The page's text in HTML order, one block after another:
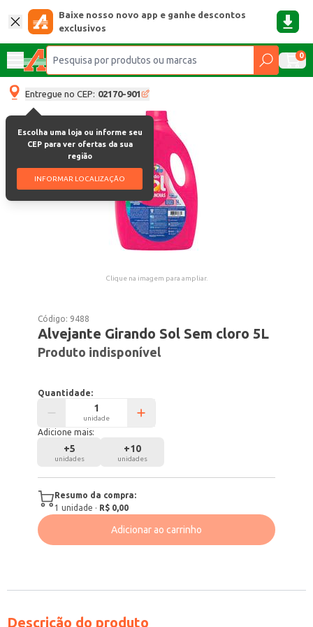
Baixe nosso novo app e ganhe descontos
exclusivos
0
Entregue no CEP: 02170-901
Escolha uma loja ou informe seu
CEP para ver ofertas da sua
região
INFORMAR LOCALIZAÇÃO
Clique na imagem para ampliar.
Código: 9488
Alvejante Girando Sol Sem cloro 5L
Produto indisponível
Quantidade:
unidade
Adicione mais:
+5
unidades
+10
unidades
Resumo da compra:
1 unidade · R$ 0,00
Adicionar ao carrinho
Descrição do produto